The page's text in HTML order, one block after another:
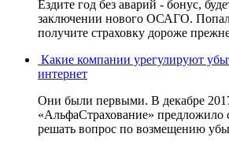
Ездите год без аварий - бонус,
заключении нового ОСАГО.
получите страховку дороже
Какие компании урегулируют
интернет
Они были первыми. В декабре
«АльфаСтрахование» предложило
решать вопрос по возмещению